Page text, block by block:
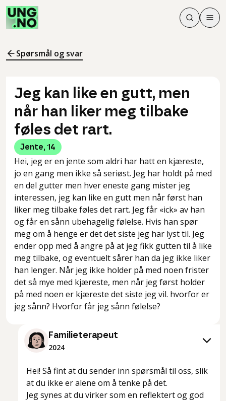
Søk
Søk
Meny
Spørsmål og svar
Jeg kan like en gutt, men
når han liker meg tilbake
føles det rart.
Jente, 14
Hei, jeg er en jente som aldri har hatt en kjæreste,
jo en gang men ikke så seriøst. Jeg har holdt på med
en del gutter men hver eneste gang mister jeg
interessen, jeg kan like en gutt men når først han
liker meg tilbake føles det rart. Jeg får «ick» av han
og får en sånn ubehagelig følelse. Hvis han spør
meg om å henge er det det siste jeg har lyst til. Jeg
ender opp med å angre på at jeg fikk gutten til å like
meg tilbake, og eventuelt sårer han da jeg ikke liker
han lenger. Når jeg ikke holder på med noen frister
det så mye med kjæreste, men når jeg først holder
på med noen er kjæreste det siste jeg vil. hvorfor er
jeg sånn? Hvorfor får jeg sånn følelse?
Familieterapeut
2024
Hei! Så fint at du sender inn spørsmål til oss, slik
at du ikke er alene om å tenke på det.
Jeg synes at du virker som en reflektert og god